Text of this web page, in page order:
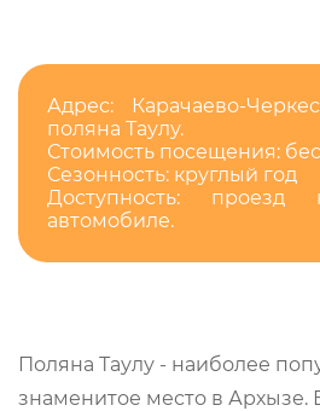
Адрес: Карачаево-
поляна Таулу.
Стоимость посещения:
Сезонность: круглый год
Доступность:
автомобиле.
Поляна Таулу - наиболее
знаменитое место в Архызе.